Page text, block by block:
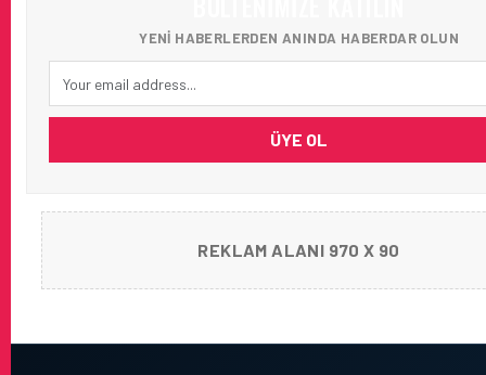
YENI HABERLERDEN ANINDA HABERDAR OLUN
ÜYE OL
REKLAM ALANI 970 X 90